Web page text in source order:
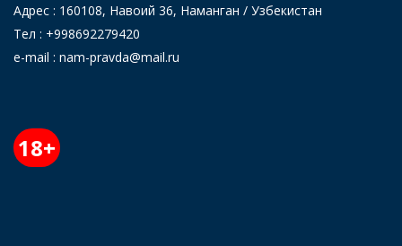
Адрес : 160108, Навоий 36, Наманган / Узбекистан
Тел : +998692279420
e-mail : nam-pravda@mail.ru
18+